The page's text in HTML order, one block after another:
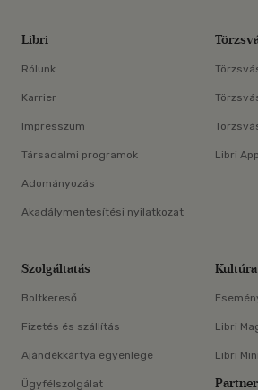
Libri
Rólunk
Karrier
Impresszum
Társadalmi programok
Adományozás
Akadálymentesítési nyilatkozat
Libri App
Szolgáltatás
Boltkereső
Fizetés és szállítás
Ajándékkártya egyenlege
Ügyfélszolgálat
Kultúra
Libri
Libri